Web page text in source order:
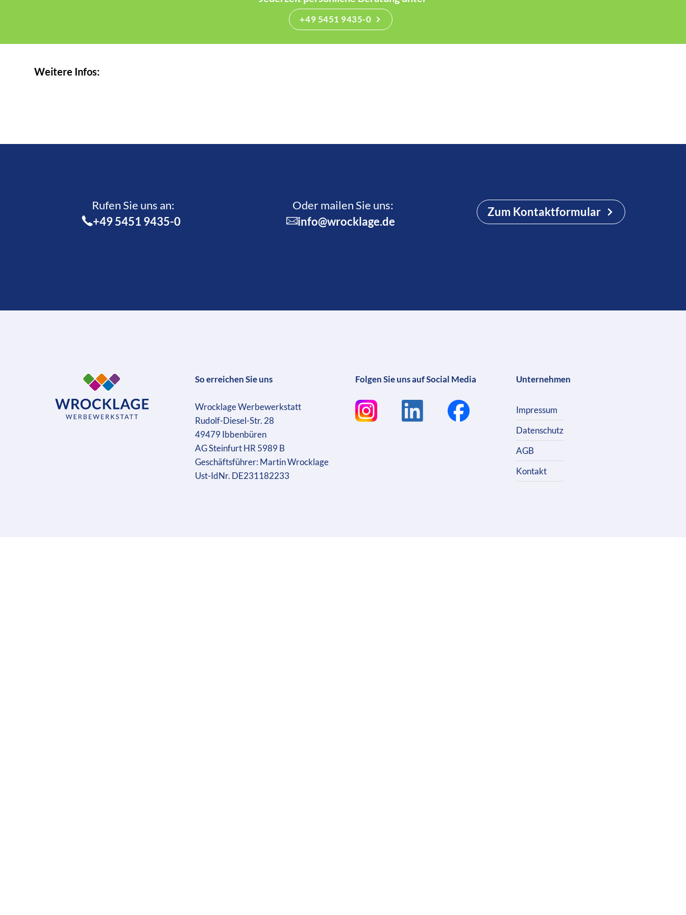
+49 5451 9435-0
Weitere Infos:
Rufen Sie uns an:­
+49 5451 9435-0
Oder mailen Sie uns:
info@wrocklage.de
Zum Kontaktformular
So erreichen Sie uns
Wrocklage Werbewerkstatt
Rudolf-Diesel-Str. 28
49479 Ibbenbüren
AG Steinfurt HR 5989 B
Geschäftsführer: Martin Wrocklage
Ust-IdNr. DE231182233
Folgen Sie uns auf Social Media Unternehmen
Impressum
Datenschutz
AGB
Kontakt